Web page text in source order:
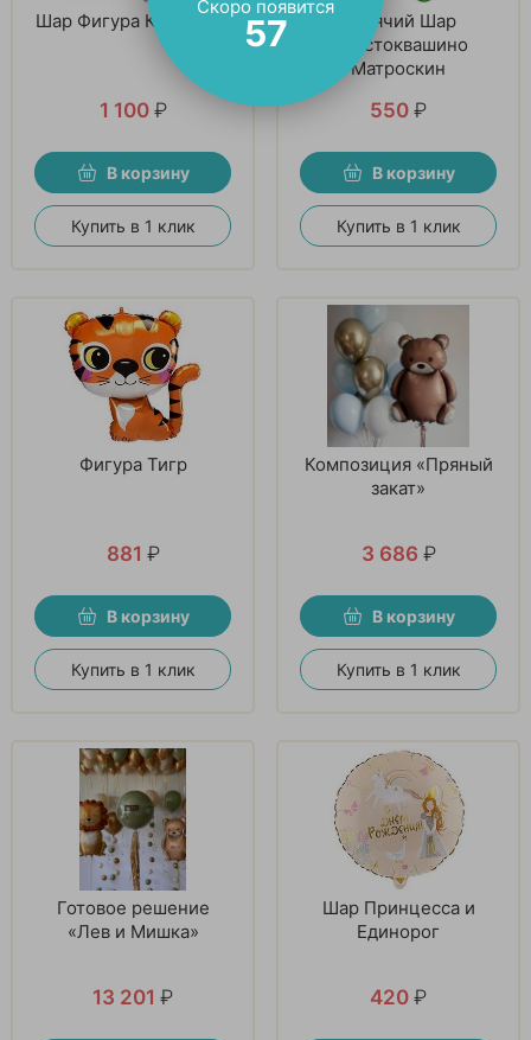
Шар Фигура Кот Басик
1 100 ₽
В корзину
Купить в 1 клик
Ходячий Шар
Простоквашино
Матроскин
550 ₽
В корзину
Купить в 1 клик
Фигура Тигр
881 ₽
В корзину
Купить в 1 клик
Композиция «Пряный
закат»
3 686 ₽
В корзину
Купить в 1 клик
Готовое решение
«Лев и Мишка»
13 201 ₽
Шар Принцесса и
Единорог
420 ₽
Скоро появится
56